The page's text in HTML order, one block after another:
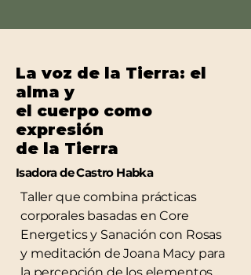
La voz de la Tierra: el
alma y
el cuerpo como
expresión
de la Tierra
Isadora de Castro Habka
Taller que combina prácticas
corporales basadas en Core
Energetics y Sanación con Rosas
y meditación de Joana Macy para